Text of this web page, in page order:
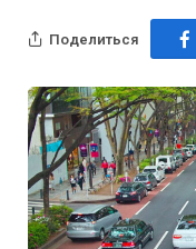
Поделиться